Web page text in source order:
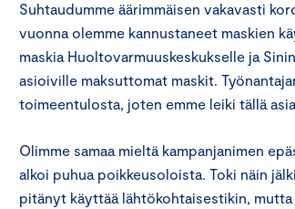
Suhtaudumme äärimmäisen vakavasti
vuonna olemme kannustaneet maskien
maskia Huoltovarmuuskeskukselle ja
asioiville maksuttomat maskit.
toimeentulosta, joten emme leiki tällä
Olimme samaa mieltä kampanjanimen
alkoi puhua poikkeusoloista. Toki näin
pitänyt käyttää lähtökohtaisestikin,